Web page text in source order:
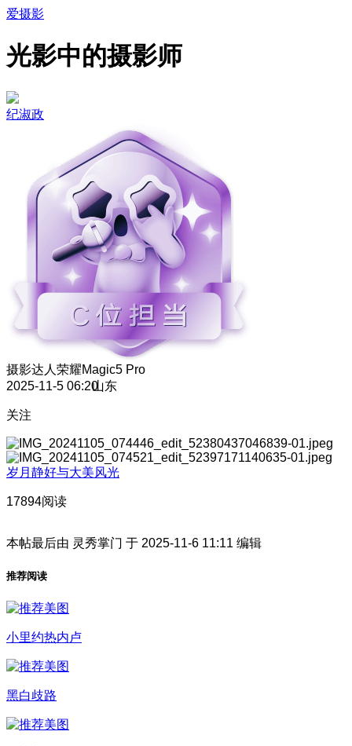
爱摄影
光影中的摄影师
纪淑政
摄影达人 荣耀Magic5 Pro
2025-11-5 06:20山东
关注
岁月静好与大美风光
17894阅读
本帖最后由 灵秀掌门 于 2025-11-6 11:11 编辑
推荐阅读
小里约热内卢
黑白歧路